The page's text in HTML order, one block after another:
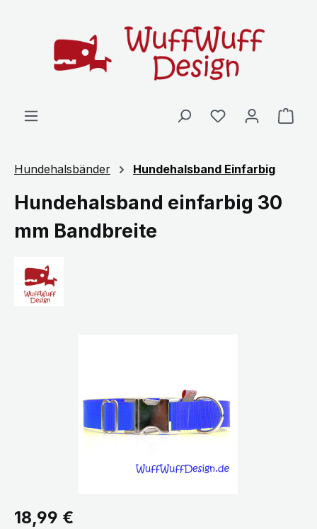
Hundehalsbänder Hundehalsband Einfarbig
Hundehalsband einfarbig 30
mm Bandbreite
Regulärer Preis:
18,99 €